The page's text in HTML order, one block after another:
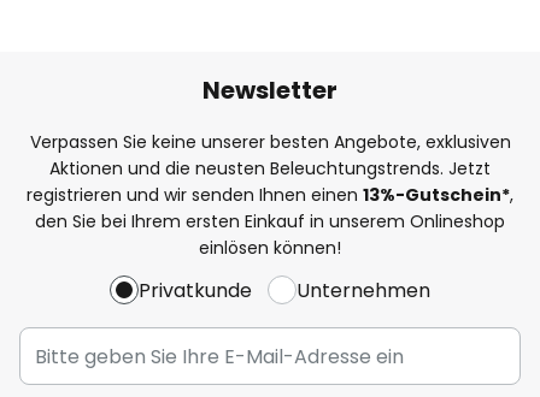
Newsletter
Verpassen Sie keine unserer besten Angebote, exklusiven
Aktionen und die neusten Beleuchtungstrends. Jetzt
registrieren und wir senden Ihnen einen 13%-Gutschein*,
den Sie bei Ihrem ersten Einkauf in unserem Onlineshop
einlösen können!
Privatkunde Unternehmen